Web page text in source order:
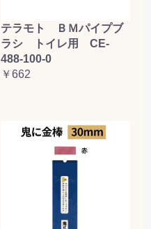
テラモト ＢＭパイプブ
ラシ トイレ用 CE-
488-100-0
￥662